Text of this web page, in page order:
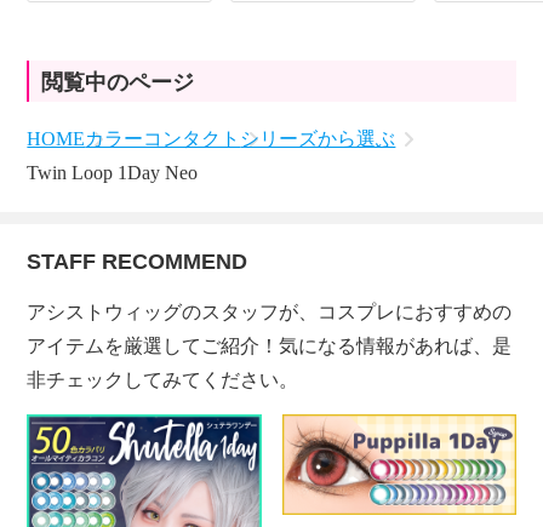
閲覧中のページ
HOMEカラーコンタクト シリーズから選ぶ
Twin Loop 1Day Neo
STAFF RECOMMEND
アシストウィッグのスタッフが、コスプレにおすすめの
アイテムを厳選してご紹介！気になる情報があれば、是
非チェックしてみてください。